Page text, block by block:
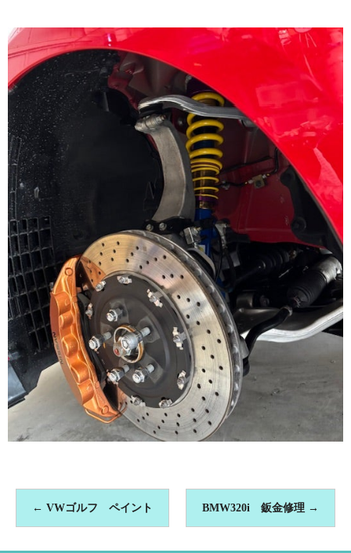
← VWゴルフ ペイント BMW320i 鈑金修理 →